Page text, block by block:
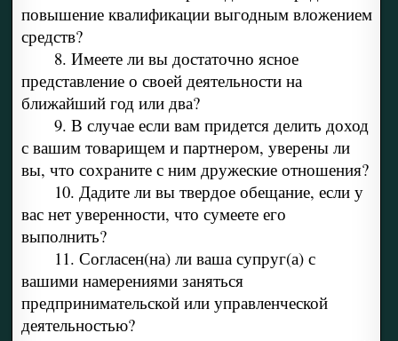
повышение квалификации выгодным вложением
средств?
8. Имеете ли вы достаточно ясное
представление о своей деятельности на
ближайший год или два?
9. В случае если вам придется делить доход
с вашим товарищем и партнером, уверены ли
вы, что сохраните с ним дружеские отношения?
10. Дадите ли вы твердое обещание, если у
вас нет уверенности, что сумеете его
выполнить?
11. Согласен(на) ли ваша супруг(а) с
вашими намерениями заняться
предпринимательской или управленческой
деятельностью?